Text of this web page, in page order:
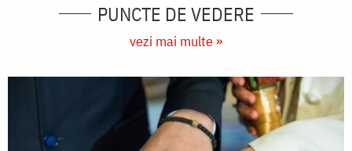
PUNCTE DE VEDERE
vezi mai multe »